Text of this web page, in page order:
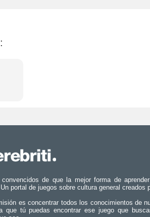
convencidos de que la mejor forma de
portal de juegos sobre cultura general creados
es concentrar todos los conocimientos de
que tú puedas encontrar ese juego que